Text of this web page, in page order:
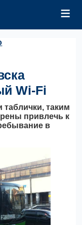
≡
Wi-Fi
таблички, таким
привлечь к
в